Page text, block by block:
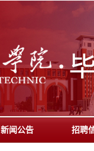
新闻公告 招聘